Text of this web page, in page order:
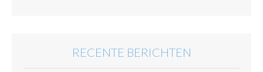
RECENTE BERICHTEN